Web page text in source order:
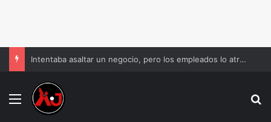
Intentaba asaltar un negocio, pero los empleados lo atraparon en Juárez
Menu